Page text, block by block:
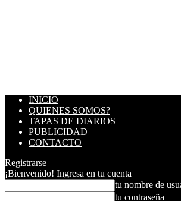
INICIO
QUIENES SOMOS?
TAPAS DE DIARIOS
PUBLICIDAD
CONTACTO
Registrarse
¡Bienvenido! Ingresa en tu cuenta
tu nombre de
tu contraseña